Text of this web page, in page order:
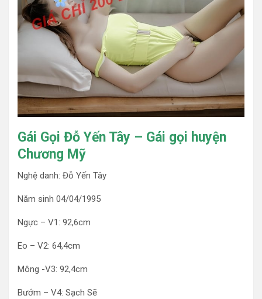
Gái Gọi Đỗ Yến Tây – Gái gọi huyện
Chương Mỹ
Nghệ danh: Đỗ Yến Tây
Năm sinh 04/04/1995
Ngực – V1: 92,6cm
Eo – V2: 64,4cm
Mông -V3: 92,4cm
Bướm – V4: Sạch Sẽ